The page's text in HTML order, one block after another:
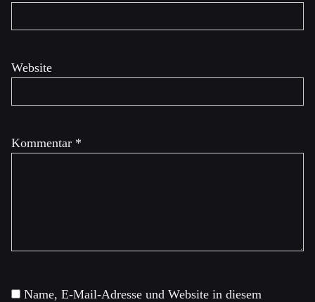
Kommentar *
Website
Name, E-Mail-Adresse und Website in diesem